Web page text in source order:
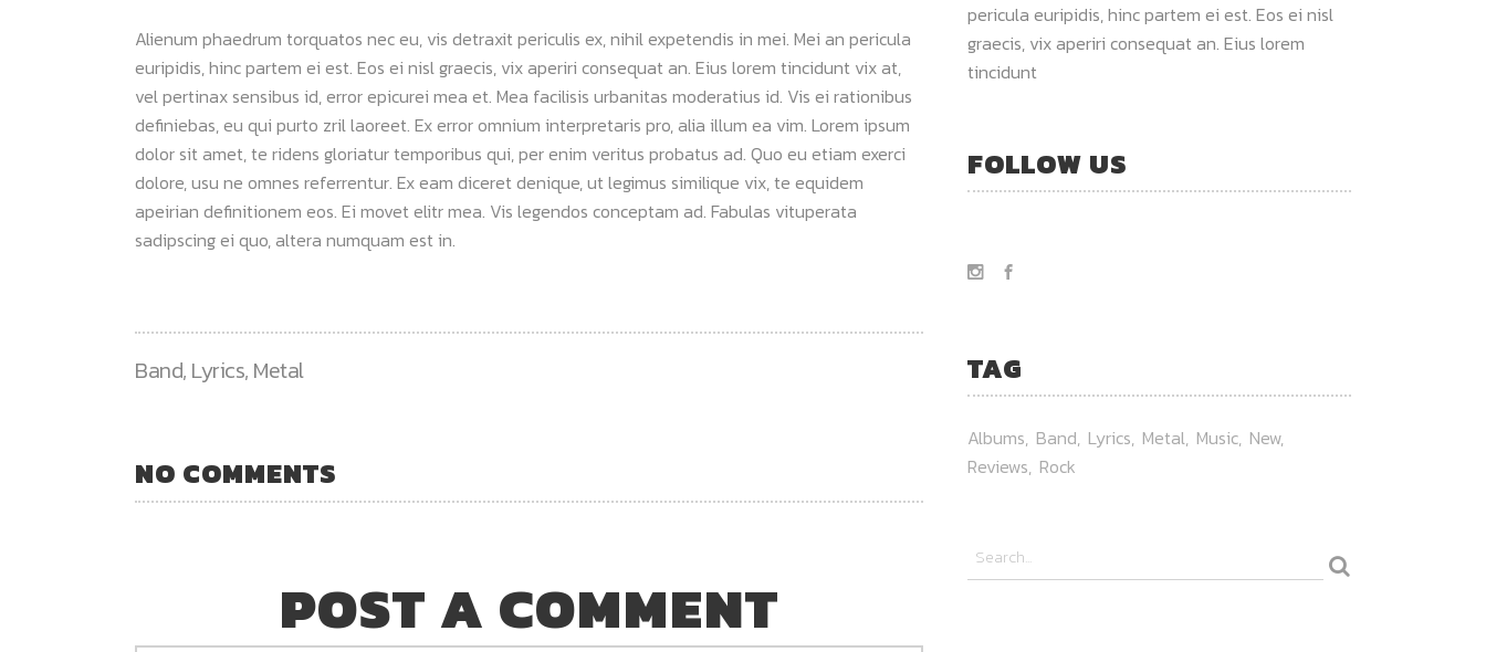
Alienum phaedrum torquatos nec eu, vis detraxit periculis ex, nihil expetendis in mei. Mei an pericula
euripidis, hinc partem ei est. Eos ei nisl graecis, vix aperiri consequat an. Eius lorem tincidunt vix at,
vel pertinax sensibus id, error epicurei mea et. Mea facilisis urbanitas moderatius id. Vis ei rationibus
definiebas, eu qui purto zril laoreet. Ex error omnium interpretaris pro, alia illum ea vim. Lorem ipsum
dolor sit amet, te ridens gloriatur temporibus qui, per enim veritus probatus ad. Quo eu etiam exerci
dolore, usu ne omnes referrentur. Ex eam diceret denique, ut legimus similique vix, te equidem
apeirian definitionem eos. Ei movet elitr mea. Vis legendos conceptam ad. Fabulas vituperata
sadipscing ei quo, altera numquam est in.
Band, Lyrics, Metal
NO COMMENTS
POST A COMMENT
pericula euripidis, hinc partem ei est. Eos ei nisl
graecis, vix aperiri consequat an. Eius lorem
tincidunt
FOLLOW US
TAG
Albums Band Lyrics Metal Music New
Reviews Rock